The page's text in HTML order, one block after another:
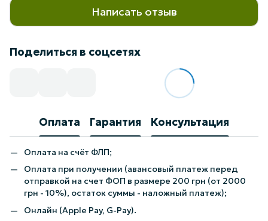
Написать отзыв
Поделиться в соцсетях
Оплата Гарантия Консультация
Оплата на счёт ФЛП;
Оплата при получении (авансовый платеж перед
отправкой на счет ФОП в размере 200 грн (от 2000
грн - 10%), остаток суммы - наложный платеж);
Онлайн (Apple Pay, G-Pay).